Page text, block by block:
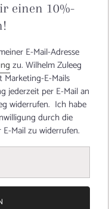
maritimen
in ROT hat
der Burda 4/2020 und
entschieden! Der Style
Bluse Lydia aus der
in SAILOR BLACK-
Teile aus dem
Modell 110aus
das seinen
erhält! Das
und wurde mit einem
und ist ein wahrer
einen 10%-
E-Mail-Adresse
zu. Wilhelm Zuleeg
E-Mails
jederzeit per E-Mail an
widerrufen. Ich habe
durch die
Mail zu widerrufen.